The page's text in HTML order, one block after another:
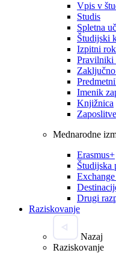
Vpis v
Studis
Spletna
Študijski
Izpitni
Pravilniki
Imenik
Knjižnica
Mednarodne
Erasmus+
Študijska
Drugi
Raziskovanje
Nazaj
Raziskovanje